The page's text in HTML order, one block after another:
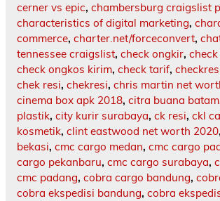
cerner vs epic, chambersburg craigslist
characteristics of digital marketing,
commerce, charter.net/forceconvert,
tennessee craigslist, check ongkir,
check ongkos kirim, check tarif,
chek resi, chekresi, chris martin net
cinema box apk 2018, citra buana batam
plastik, city kurir surabaya, ck resi, ckl
kosmetik, clint eastwood net worth 2020,
bekasi, cmc cargo medan, cmc cargo
cargo pekanbaru, cmc cargo surabaya,
cmc padang, cobra cargo bandung,
cobra ekspedisi bandung, cobra